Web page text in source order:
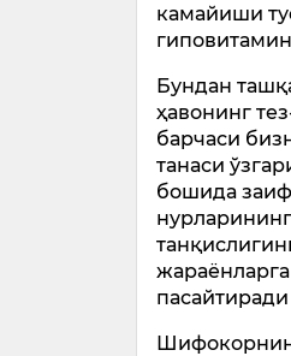
камайиши
Бундан
ҳавонинг
барчаси
танаси
бошида